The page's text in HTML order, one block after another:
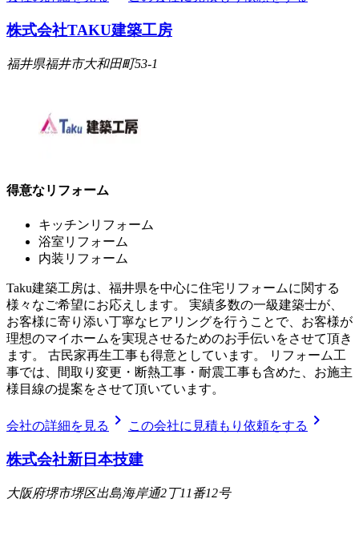
株式会社TAKU建築工房
福井県福井市大和田町53-1
得意なリフォーム
キッチンリフォーム
浴室リフォーム
内装リフォーム
Taku建築工房は、福井県を中心に住宅リフォームに関する
様々なご希望にお応えします。 実績多数の一級建築士が、
お客様に寄り添い丁寧なヒアリングを行うことで、お客様が
理想のマイホームを実現させるためのお手伝いをさせて頂き
ます。 古民家再生工事も得意としています。 リフォーム工
事では、間取り変更・断熱工事・耐震工事も含めた、お施主
様目線の提案をさせて頂いています。
会社の詳細を見る chevron_right この会社に見積もり依頼をする chevron_right
株式会社新日本技建
大阪府堺市堺区出島海岸通2丁11番12号